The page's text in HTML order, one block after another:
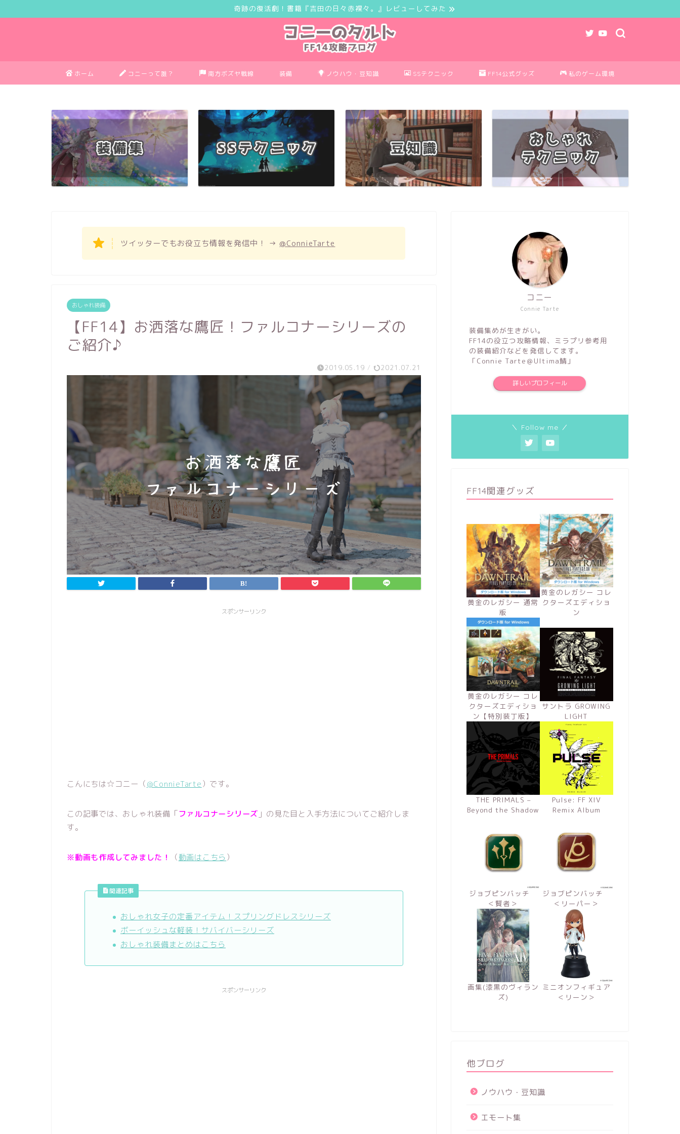
奇跡の復活劇！書籍『吉田の日々赤裸々。』レビューしてみた
ホーム コニーって誰？ 南方ボズヤ戦線 装備 ノウハウ・豆知識 SSテクニック FF14公式グッズ 私のゲーム環境
ツイッターでもお役立ち情報を発信中！ → @ConnieTarte
おしゃれ装備
【FF14】お洒落な鷹匠！ファルコナーシリーズの
ご紹介♪
2019.05.19 / 2021.07.21
スポンサーリンク
こんにちは☆コニー（@ConnieTarte）です。
この記事では、おしゃれ装備「ファルコナーシリーズ 」の見た目と入手方法についてご紹介しま
す。
※動画も作成してみました！ （動画はこちら ）
関連記事
おしゃれ女子の定番アイテム！スプリングドレスシリーズ
ボーイッシュな軽装！サバイバーシリーズ
おしゃれ装備まとめはこちら
スポンサーリンク
Connie Tarte
コニー
装備集めが生きがい。
FF14の役立つ攻略情報、ミラプリ参考用
の装備紹介などを発信してます。
「Connie Tarte＠Ultima鯖」
詳しいプロフィール
＼ Follow me ／
FF14関連グッズ
黄金のレガシー 通常
版
黄金のレガシー コレ
クターズエディショ
ン
黄金のレガシー コレ
クターズエディショ
ン【特別装丁版】
サントラ GROWING
LIGHT
THE PRIMALS –
Beyond the Shadow
Pulse: FF XIV
Remix Album
ジョブピンバッチ
＜賢者＞
ジョブピンバッチ
＜リーパー＞
画集(漆黒のヴィラン
ズ)
ミニオンフィギュア
＜リーン＞
他ブログ
ノウハウ・豆知識
エモート集